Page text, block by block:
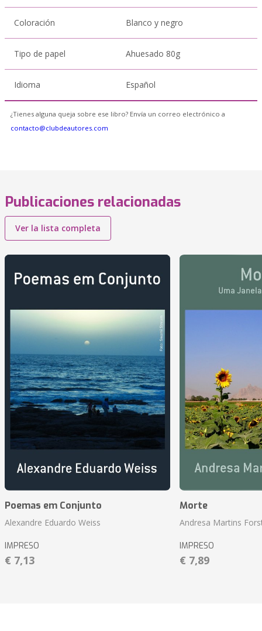
Coloración Blanco y negro
Tipo de papel Ahuesado 80g
Idioma Español
¿Tienes alguna queja sobre ese libro? Envía un correo electrónico a
contacto@clubdeautores.com
Publicaciones relacionadas
Ver la lista completa
Poemas em Conjunto
Alexandre Eduardo Weiss
IMPRESO
€ 7,13
Morte
Andresa Martins
IMPRESO
€ 7,89